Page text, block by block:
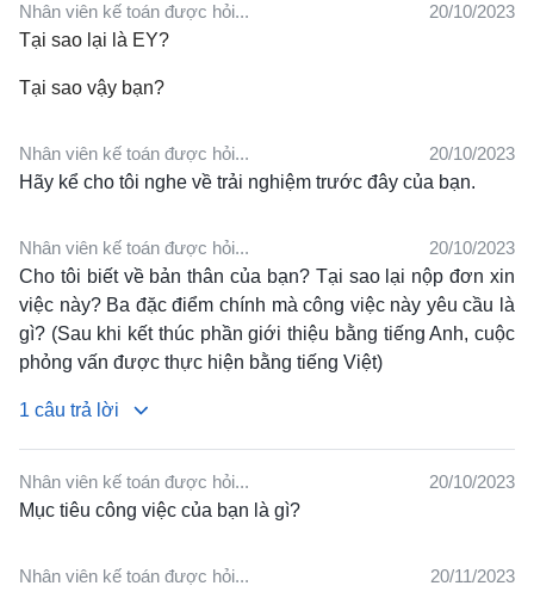
Nhân viên kế toán được hỏi...
20/10/2023
Tại sao lại là EY?
Tại sao vậy bạn?
Nhân viên kế toán được hỏi...
20/10/2023
Hãy kể cho tôi nghe về trải nghiệm trước đây của bạn.
Nhân viên kế toán được hỏi...
20/10/2023
Cho tôi biết về bản thân của bạn? Tại sao lại nộp đơn xin
việc này? Ba đặc điểm chính mà công việc này yêu cầu là
gì? (Sau khi kết thúc phần giới thiệu bằng tiếng Anh, cuộc
phỏng vấn được thực hiện bằng tiếng Việt)
1 câu trả lời
↳ Về các câu hỏi về đặc điểm, mặc dù chăm chỉ, tỉ mỉ và
có trách nhiệm rõ ràng có thể là những đặc điểm cần
phỏng vấn khẳng định rằng (và tôi cũng đồng ý rằng)
Nhân viên kế toán được hỏi...
20/10/2023
Mục tiêu công việc của bạn là gì?
Nhân viên kế toán được hỏi...
20/11/2023